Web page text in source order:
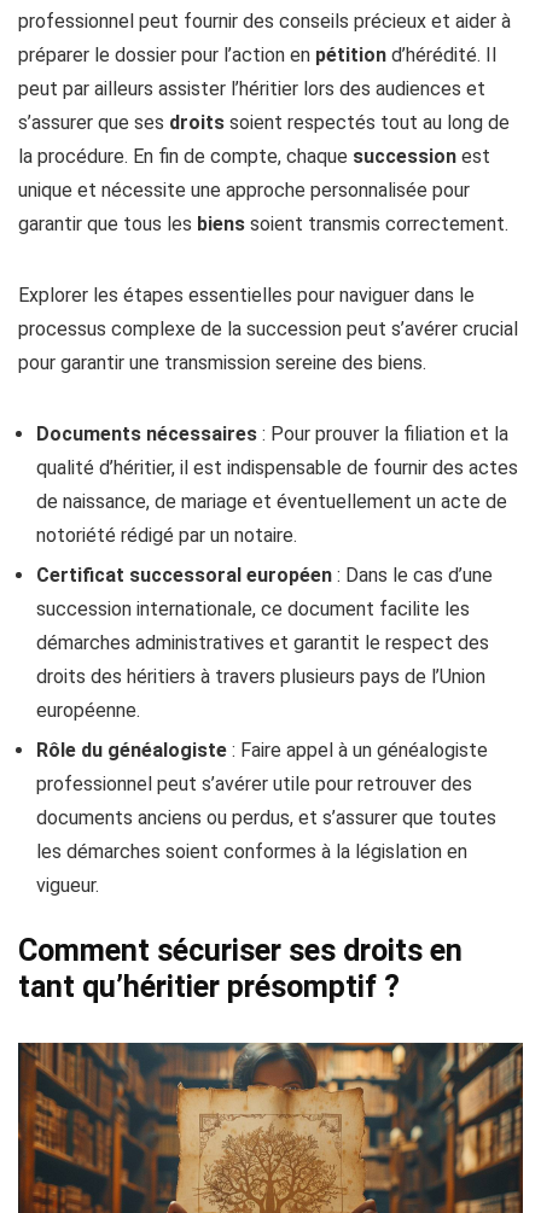
professionnel peut fournir des conseils précieux et aider à
préparer le dossier pour l’action en pétition d’hérédité. Il
peut par ailleurs assister l’héritier lors des audiences et
s’assurer que ses droits soient respectés tout au long de
la procédure. En fin de compte, chaque succession est
unique et nécessite une approche personnalisée pour
garantir que tous les biens soient transmis correctement.
Explorer les étapes essentielles pour naviguer dans le
processus complexe de la succession peut s’avérer crucial
pour garantir une transmission sereine des biens.
Documents nécessaires : Pour prouver la filiation et la
qualité d’héritier, il est indispensable de fournir des actes
de naissance, de mariage et éventuellement un acte de
notoriété rédigé par un notaire.
Certificat successoral européen : Dans le cas d’une
succession internationale, ce document facilite les
démarches administratives et garantit le respect des
droits des héritiers à travers plusieurs pays de l’Union
européenne.
Rôle du généalogiste : Faire appel à un généalogiste
professionnel peut s’avérer utile pour retrouver des
documents anciens ou perdus, et s’assurer que toutes
les démarches soient conformes à la législation en
vigueur.
Comment sécuriser ses droits en
tant qu’héritier présomptif ?